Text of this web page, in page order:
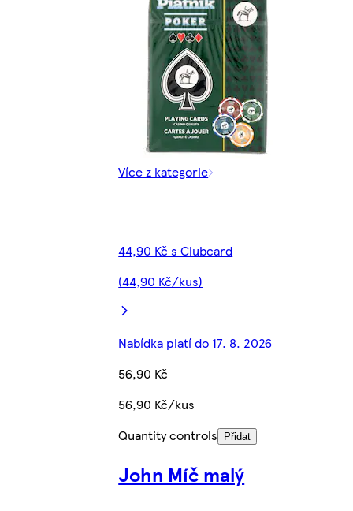
Více z kategorie
44,90 Kč s Clubcard
(44,90 Kč/kus)
Nabídka platí do 17. 8. 2026
56,90 Kč
56,90 Kč/kus
Quantity controls
Přidat
John Míč malý